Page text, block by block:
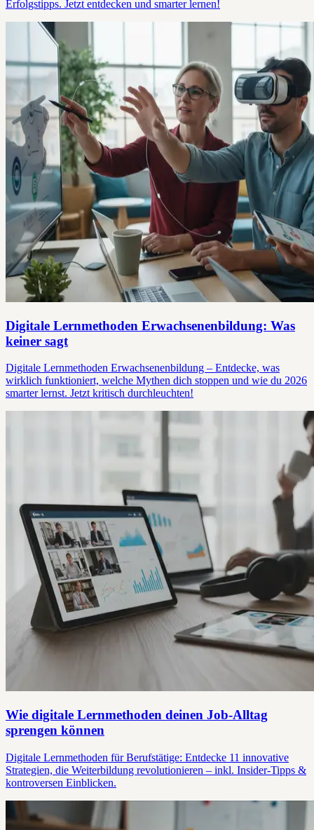
Erfolgstipps. Jetzt entdecken und smarter lernen!
Digitale Lernmethoden Erwachsenenbildung: Was
keiner sagt
Digitale Lernmethoden Erwachsenenbildung – Entdecke, was
wirklich funktioniert, welche Mythen dich stoppen und wie du 2026
smarter lernst. Jetzt kritisch durchleuchten!
Wie digitale Lernmethoden deinen Job-Alltag
sprengen können
Digitale Lernmethoden für Berufstätige: Entdecke 11 innovative
Strategien, die Weiterbildung revolutionieren – inkl. Insider-Tipps &
kontroversen Einblicken.